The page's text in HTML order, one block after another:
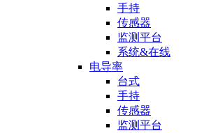
手持
传感器
监测平台
系统&在线
电导率
台式
手持
传感器
监测平台